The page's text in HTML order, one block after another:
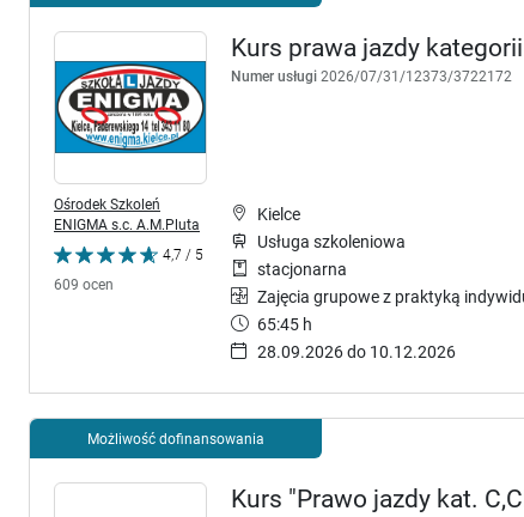
Kurs prawa jazdy
Numer usługi 2026/07/31/12373/3722172
Ośrodek Szkoleń
ENIGMA s.c. A.M.Pluta
4,7 / 5
609 ocen
Kielce
Usługa szkoleniowa
stacjonarna
Zajęcia grupowe z praktyką
65:45 h
28.09.2026 do 10.12.2026
Możliwość dofinansowania
Kurs "Prawo jazdy kat.